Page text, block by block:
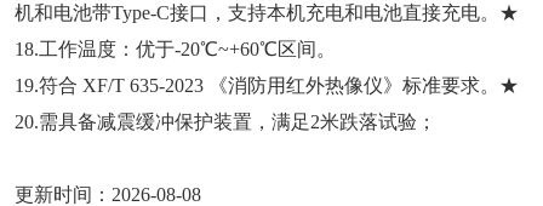
机和电池带Type-C接口，支持本机充电和电池直接充电。★
18.工作温度：优于-20℃~+60℃区间。
19.符合 XF/T 635-2023 《消防用红外热像仪》标准要求。★
20.需具备减震缓冲保护装置，满足2米跌落试验；
更新时间：2026-08-08